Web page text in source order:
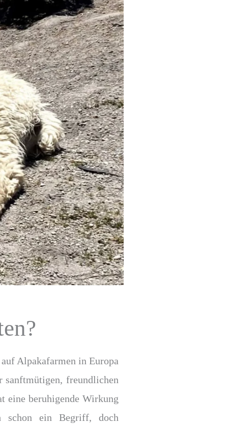
Alpakafarmen in Europa
sanftmütigen, freundlichen
eine beruhigende Wirkung
schon ein Begriff, doch